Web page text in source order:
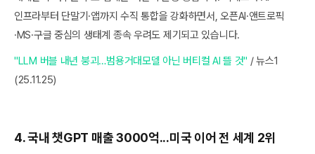
인프라부터 단말기·앱까지 수직 통합을 강화하면서, 오픈AI·앤트로픽
·MS·구글 중심의 생태계 종속 우려도 제기되고 있습니다.
"LLM 버블 내년 붕괴…범용거대모델 아닌 버티컬 AI 뜰 것" / 뉴스1
(25.11.25)
4.국내 챗GPT 매출 3000억...미국 이어 전 세계 2위